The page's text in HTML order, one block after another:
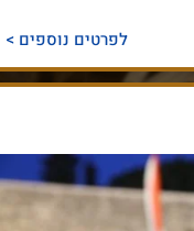
לפרטים נוספים >